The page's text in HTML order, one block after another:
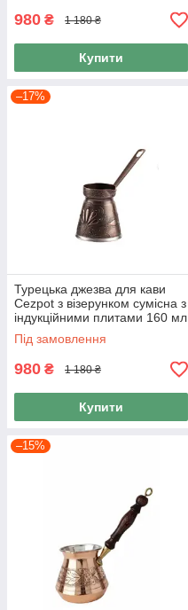
980 ₴ 1 180 ₴
Купити
–17%
Турецька джезва для кави
Cezpot з візерунком сумісна з
індукційними плитами 160 мл
колір Мідь
Під замовлення
980 ₴ 1 180 ₴
Купити
–15%